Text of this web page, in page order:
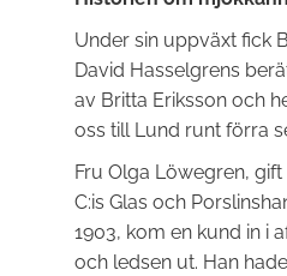
Under sin uppväxt fick
David Hasselgrens
av Britta Eriksson och
oss till Lund runt förra
Fru Olga Löwegren,
C:is Glas och
1903, kom en kund in i
och ledsen ut. Han